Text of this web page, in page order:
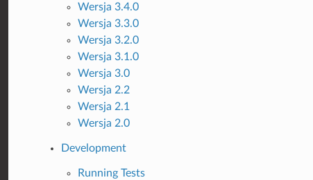
Wersja 3.4.0
Wersja 3.3.0
Wersja 3.2.0
Wersja 3.1.0
Wersja 3.0
Wersja 2.2
Wersja 2.1
Wersja 2.0
Development
Running Tests